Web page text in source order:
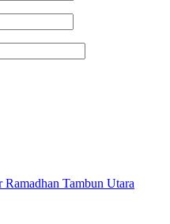
Tambun Utara